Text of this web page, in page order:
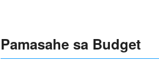
Pamasahe sa Budget